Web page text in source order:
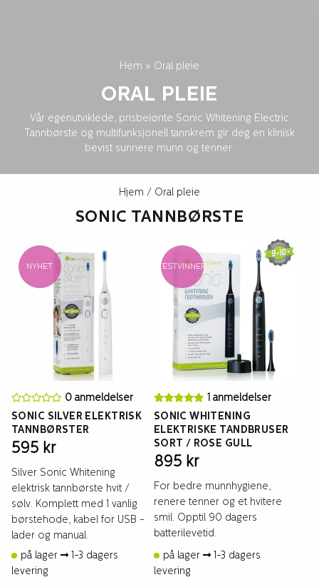
Hem » Oral pleie
ORAL PLEIE
Vår egenutviklede, prisbelønte Sonic Whitening Electric
Tannbørste og multifunksjonell tannkrem gir deg en klinisk
bevist sunnere munn og tenner.
Hjem / Oral pleie
SONIC TANNBØRSTE
NYHET
0 anmeldelser
SONIC SILVER ELEKTRISK
TANNBØRSTER
595 kr
Silver Sonic Whitening
elektrisk tannbørste hvit /
sølv. Komplett med 1 vanlig
børstehode, kabel for USB -
lader og manual.
på lager
1-3 dagers
levering
TESTVINNER
1 anmeldelser
SONIC WHITENING
ELEKTRISKE TANDBRUSER
SORT / ROSE GULL
895 kr
For bedre munnhygiene,
renere tenner og et hvitere
smil. Opptil 90 dagers
batterilevetid.
på lager
1-3 dagers
levering